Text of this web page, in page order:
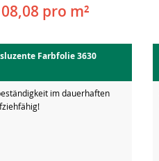
pro m²
Farbfolie 3630
im dauerhaften